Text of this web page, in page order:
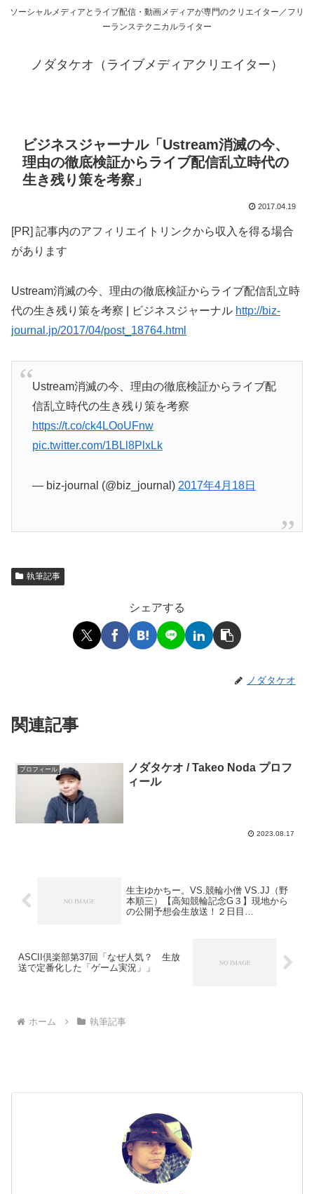
ソーシャルメディアとライブ配信・動画メディアが専門のクリエイター／フリ
ーランステクニカルライター
ノダタケオ（ライブメディアクリエイター）
ビジネスジャーナル「Ustream消滅の今、
理由の徹底検証からライブ配信乱立時代の
生き残り策を考察」
2017.04.19
[PR] 記事内のアフィリエイトリンクから収入を得る場合
があります
Ustream消滅の今、理由の徹底検証からライブ配信乱立時
代の生き残り策を考察 | ビジネスジャーナル http://biz-
journal.jp/2017/04/post_18764.html
Ustream消滅の今、理由の徹底検証からライブ配
信乱立時代の生き残り策を考察
https://t.co/ck4LOoUFnw
pic.twitter.com/1BLl8PlxLk
— biz-journal (@biz_journal) 2017年4月18日
執筆記事
シェアする
ノダタケオ
関連記事
プロフィール
ノダタケオ / Takeo Noda プロフ
ィール
2023.08.17
生主ゆかちー。VS.競輪小僧 VS.JJ（野
本順三）【高知競輪記念G３】現地から
の公開予想会生放送！２日目
ASCII倶楽部第37回「なぜ人気？ 生放
送で定番化した「ゲーム実況」」
ホーム 執筆記事